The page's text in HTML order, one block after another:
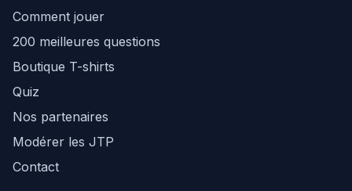
Comment jouer
200 meilleures questions
Boutique T-shirts
Quiz
Nos partenaires
Modérer les JTP
Contact